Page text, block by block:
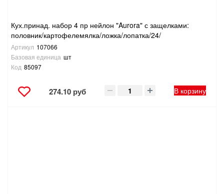
Кух.принад. набор 4 пр нейлон "Aurora" с защелками:
половник/картофелемялка/ложка/лопатка/24/
Артикул 107066
Базовая единица шт
Код 85097
274.10 руб В корзину